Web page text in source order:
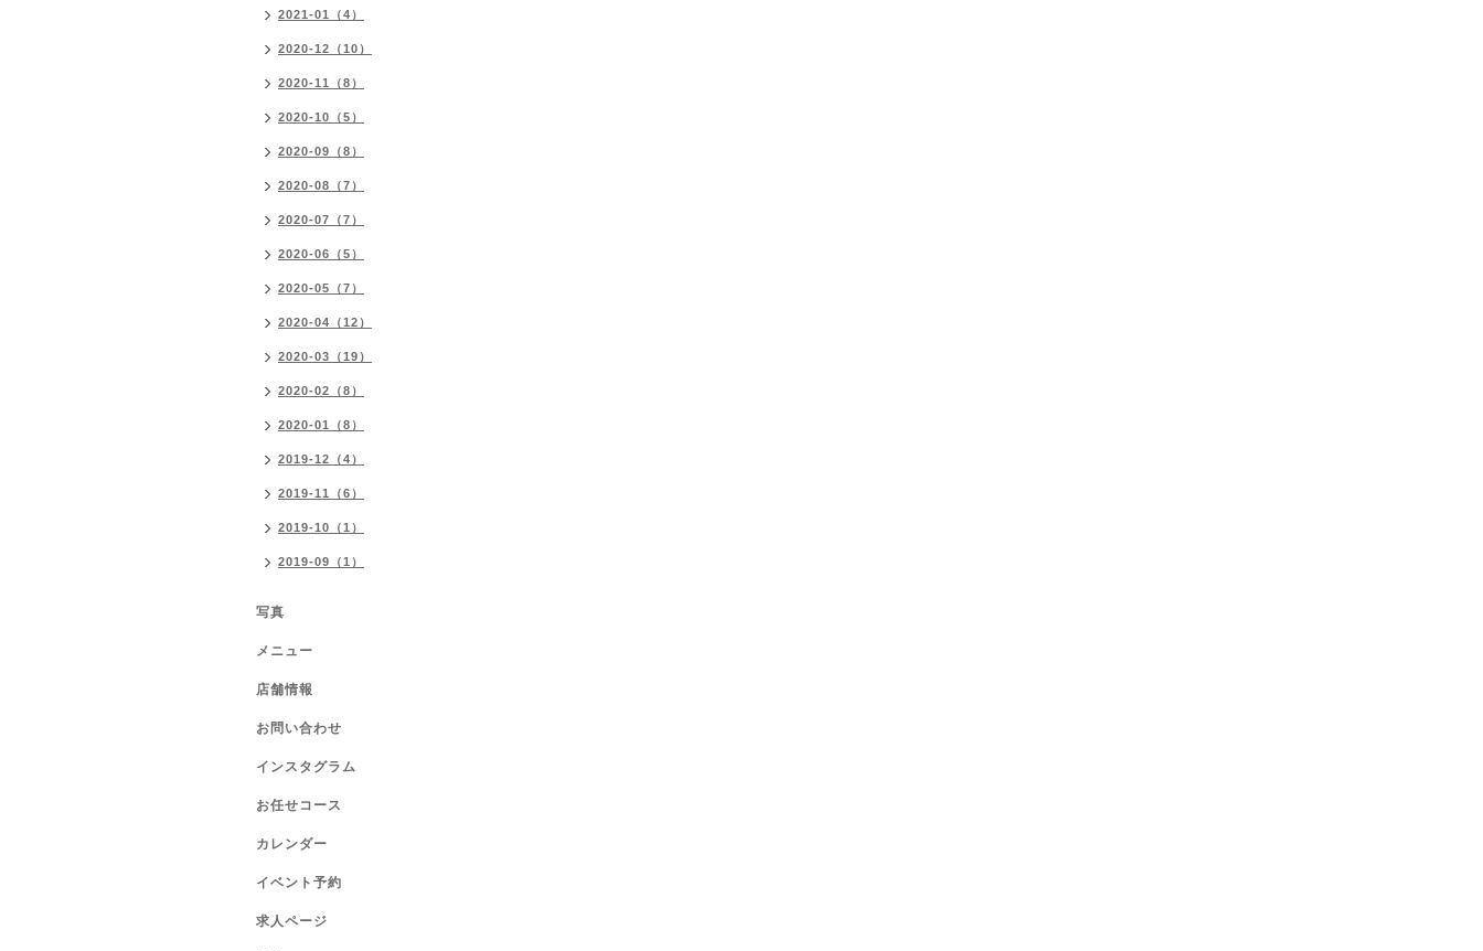
2021-01（4）
2020-12（10）
2020-11（8）
2020-10（5）
2020-09（8）
2020-08（7）
2020-07（7）
2020-06（5）
2020-05（7）
2020-04（12）
2020-03（19）
2020-02（8）
2020-01（8）
2019-12（4）
2019-11（6）
2019-10（1）
2019-09（1）
写真
メニュー
店舗情報
お問い合わせ
インスタグラム
お任せコース
カレンダー
イベント予約
求人ページ